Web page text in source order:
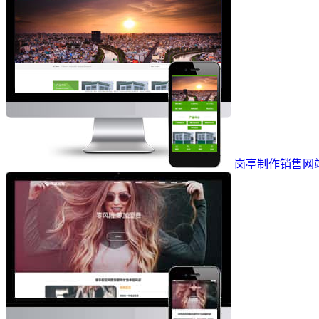
岗亭制作销售网